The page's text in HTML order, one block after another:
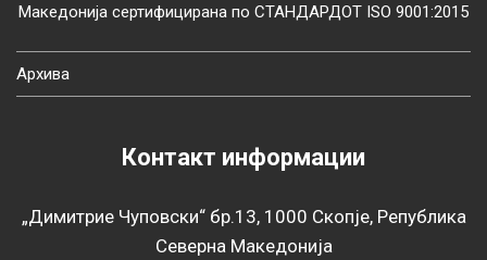
Македонија сертифицирана по СТАНДАРДОТ ISO 9001:2015
Архива
Контакт информации
„Димитрие Чуповски“ бр.13, 1000 Скопје, Република
Северна Македонија